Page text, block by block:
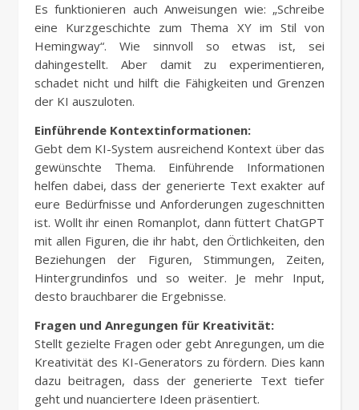
Es funktionieren auch Anweisungen wie: „Schreibe
eine Kurzgeschichte zum Thema XY im Stil von
Hemingway“. Wie sinnvoll so etwas ist, sei
dahingestellt. Aber damit zu experimentieren,
schadet nicht und hilft die Fähigkeiten und Grenzen
der KI auszuloten.
Einführende Kontextinformationen:
Gebt dem KI-System ausreichend Kontext über das
gewünschte Thema. Einführende Informationen
helfen dabei, dass der generierte Text exakter auf
eure Bedürfnisse und Anforderungen zugeschnitten
ist. Wollt ihr einen Romanplot, dann füttert ChatGPT
mit allen Figuren, die ihr habt, den Örtlichkeiten, den
Beziehungen der Figuren, Stimmungen, Zeiten,
Hintergrundinfos und so weiter. Je mehr Input,
desto brauchbarer die Ergebnisse.
Fragen und Anregungen für Kreativität:
Stellt gezielte Fragen oder gebt Anregungen, um die
Kreativität des KI-Generators zu fördern. Dies kann
dazu beitragen, dass der generierte Text tiefer
geht und nuanciertere Ideen präsentiert.